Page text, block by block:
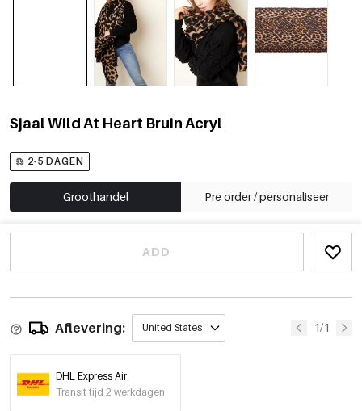
Sjaal Wild At Heart Bruin Acryl
2-5 DAGEN
Groothandel Pre order / personaliseer
ADD
Aflevering: United States 1/1
DHL Express Air
Transit tijd 2 werkdagen